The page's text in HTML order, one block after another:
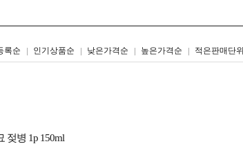
록순 인기상품순 낮은가격순 높은가격순 적은판매단
리스트형갤러리형
젖병 1p 150ml